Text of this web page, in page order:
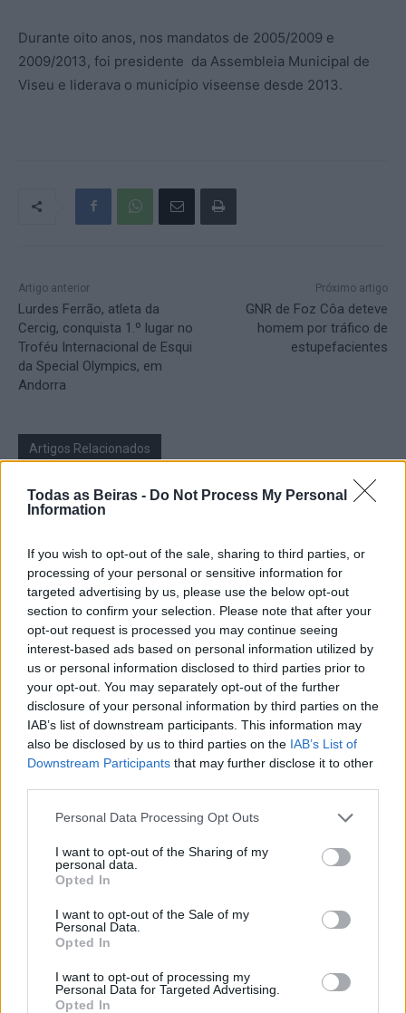
Todas as Beiras - Do Not Process My Personal
Information
If you wish to opt-out of the sale, sharing to third parties, or
processing of your personal or sensitive information for
targeted advertising by us, please use the below opt-out
section to confirm your selection. Please note that after your
opt-out request is processed you may continue seeing
interest-based ads based on personal information utilized by
us or personal information disclosed to third parties prior to
your opt-out. You may separately opt-out of the further
disclosure of your personal information by third parties on the
IAB’s list of downstream participants. This information may
also be disclosed by us to third parties on the IAB’s List of
Downstream Participants that may further disclose it to other
Personal Data Processing Opt Outs
I want to opt-out of the Sharing of my
personal data.
Opted In
I want to opt-out of the Sale of my
Personal Data.
Opted In
I want to opt-out of processing my
Personal Data for Targeted Advertising.
Opted In
Durante oito anos, nos mandatos de 2005/2009 e
2009/2013, foi presidente da Assembleia Municipal de
Viseu e liderava o município viseense desde 2013.
Artigo anterior
Lurdes Ferrão, atleta da
Cercig, conquista 1.º lugar no
Troféu Internacional de Esqui
da Special Olympics, em
Andorra
Próximo artigo
GNR de Foz Côa deteve
homem por tráfico de
estupefacientes
Artigos Relacionados
Desporto
Grupo motard “Lobos do Asfalto” vai
05/08/2026
Julius Johansen é o primeiro camisola
amarela da Volta a Portugal. Rafael
Barbas, natural de Gonçalo, ficou na 62ª
posição e Bruno Maceiras, de...
05/08/2026
Desporto
Volta a Portugal começa hoje em Lisboa e
a Torre recebe os ciclistas no Domingo
05/08/2026
Urbano do Rio Diz, o evento solidário “Ride
and Rescue” a favor...